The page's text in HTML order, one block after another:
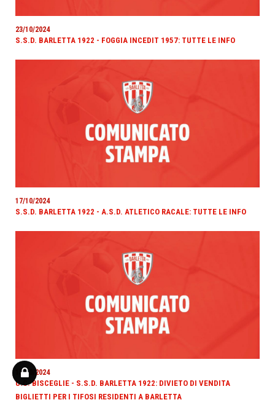
23/10/2024
S.S.D. BARLETTA 1922 - FOGGIA INCEDIT 1957: TUTTE LE INFO
17/10/2024
S.S.D. BARLETTA 1922 - A.S.D. ATLETICO RACALE: TUTTE LE INFO
15/10/2024
U.C. BISCEGLIE - S.S.D. BARLETTA 1922: DIVIETO DI VENDITA
BIGLIETTI PER I TIFOSI RESIDENTI A BARLETTA